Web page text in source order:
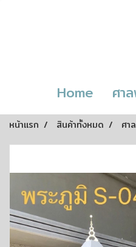
Home ศา
หน้าแรก สินค้าทั้งหมด ศา